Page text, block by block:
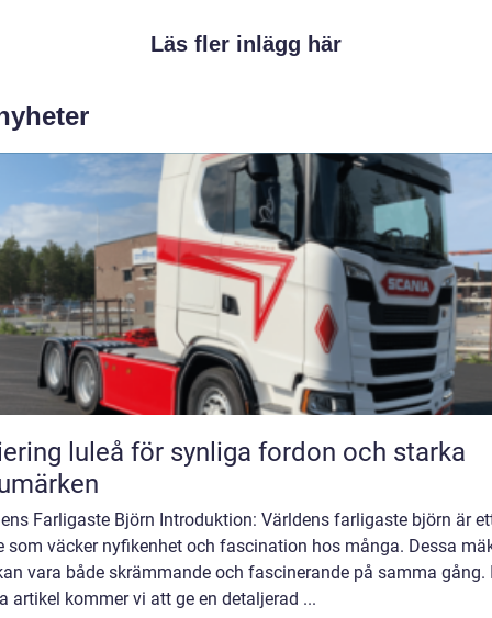
Läs fler inlägg här
luleå för synliga fordon och starka
Farligaste Björn Introduktion: Världens farligaste björn är
som väcker nyfikenhet och fascination hos många. Dessa
vara både skrämmande och fascinerande på samma gång.
artikel kommer vi att ge en detaljerad ...